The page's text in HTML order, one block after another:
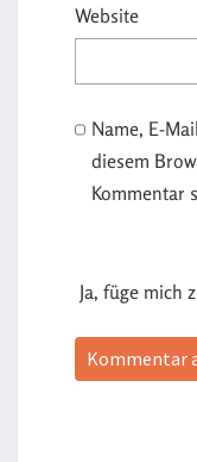
Website
Name, E-
diesem
Kommentar
Ja, füge mich